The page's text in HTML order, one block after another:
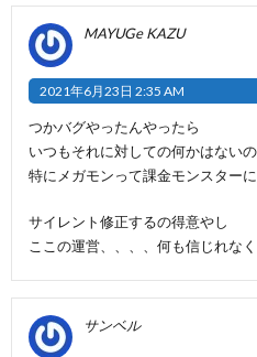
MAYUGe KAZU
2021年6月23日 2:35 AM
つかバグやったんやったら
いつもそれに対しての何かはない
特にメガモンって課金モンスター
サイレント修正するの得意やし
ここの運営、、、、何も信じれな
サンベル